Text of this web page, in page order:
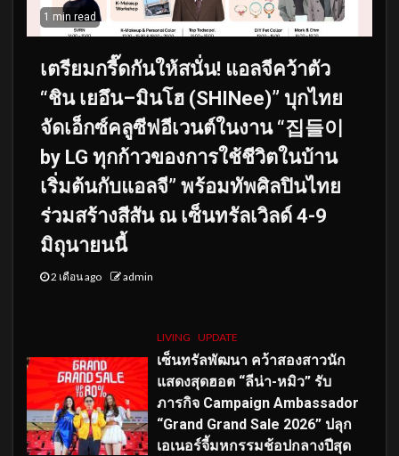
1 min read
เตรียมกรี๊ดกันให้สนั่น! แอลจีคว้าตัว
“ชิน เยอึน–มินโฮ (SHINee)” บุกไทย
จัดเอ็กซ์คลูซีฟอีเวนต์ในงาน “집들이
by LG ทุกก้าวของการใช้ชีวิตในบ้าน
เริ่มต้นกับแอลจี” พร้อมทัพศิลปินไทย
ร่วมสร้างสีสัน ณ เซ็นทรัลเวิลด์ 4-9
มิถุนายนนี้
2 เดือน ago admin
LIVING UPDATE
เซ็นทรัลพัฒนา คว้าสองสาวนัก
แสดงสุดฮอต “ลีน่า-หมิว” รับ
ภารกิจ Campaign Ambassador
“Grand Grand Sale 2026” ปลุก
เอเนอร์จี้มหกรรมช้อปกลางปีสุด